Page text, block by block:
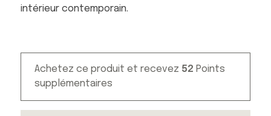
intérieur contemporain.
Achetez ce produit et recevez 52 Points
supplémentaires